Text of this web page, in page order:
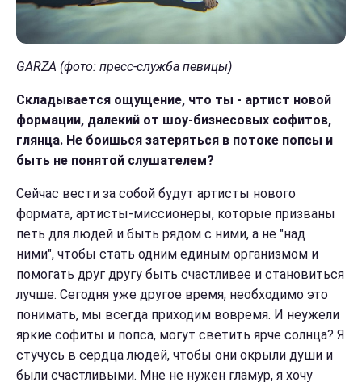
GARZA (фото: пресс-служба певицы)
Складывается ощущение, что ты - артист новой
формации, далекий от шоу-бизнесовых софитов,
глянца. Не боишься затеряться в потоке попсы и
быть не понятой слушателем?
Сейчас вести за собой будут артисты нового
формата, артисты-миссионеры, которые призваны
петь для людей и быть рядом с ними, а не "над
ними", чтобы стать одним единым организмом и
помогать друг другу быть счастливее и становиться
лучше. Сегодня уже другое время, необходимо это
понимать, мы всегда приходим вовремя. И неужели
яркие софиты и попса, могут светить ярче солнца? Я
стучусь в сердца людей, чтобы они окрыли души и
были счастливыми. Мне не нужен гламур, я хочу